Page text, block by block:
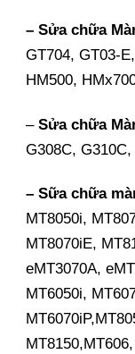
– Sửa chữa
GT704, GT03-
HM500,
–Sửa chữa
G308C,
– Sữa chữa
MT8050i,
MT8070iE,
eMT3070A,
MT6050i,